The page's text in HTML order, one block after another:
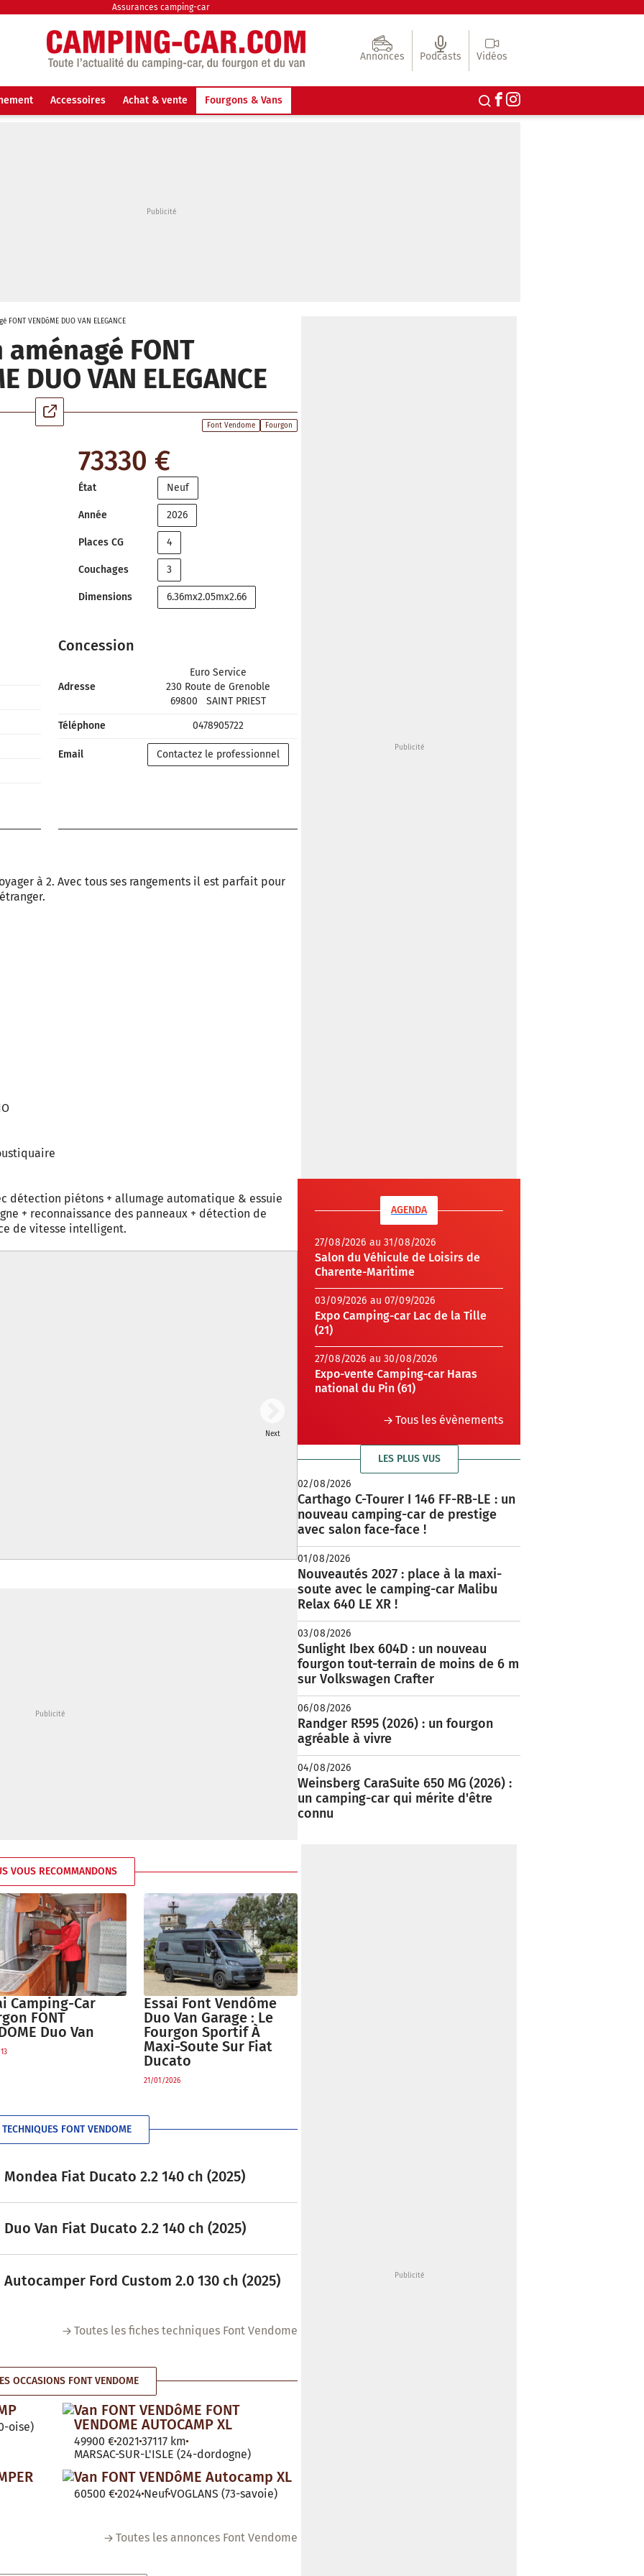
Assurances camping-car
Annonces Podcasts Vidéos
Accessoires Achat & vente Fourgons & Vans
FONT VENDôME DUO VAN ELEGANCE
FONT
DUO VAN ELEGANCE
Font Vendome Fourgon
73330 €
État Neuf
Année 2026
Places CG 4
Couchages 3
Dimensions 6.36mx2.05mx2.66
Concession
Adresse
Euro Service
230 Route de Grenoble
69800
SAINT PRIEST
Téléphone
0478905722
Email Contactez le professionnel
à 2. Avec tous ses rangements il est parfait pour
détection piétons + allumage automatique & essuie
+ reconnaissance des panneaux + détection de
de vitesse intelligent.
Next
VOUS RECOMMANDONS
Camping-Car
FONT
Duo Van
Essai Font Vendôme
Duo Van Garage : Le
Fourgon Sportif À
Maxi-Soute Sur Fiat
Ducato
21/01/2026
FONT VENDOME
Mondea Fiat Ducato 2.2 140 ch (2025)
Duo Van Fiat Ducato 2.2 140 ch (2025)
Autocamper Ford Custom 2.0 130 ch (2025)
Toutes les fiches techniques Font Vendome
OCCASIONS FONT VENDOME
oise)
Van FONT VENDôME FONT
VENDOME AUTOCAMP XL
49900 €2021 37117 km
MARSAC-SUR-L'ISLE (24-dordogne)
Van FONT VENDôME Autocamp XL
60500 €2024 NeufVOGLANS (73-savoie)
Toutes les annonces Font Vendome
AGENDA
27/08/2026 au 31/08/2026
Salon du Véhicule de Loisirs de
Charente-Maritime
03/09/2026 au 07/09/2026
Expo Camping-car Lac de la Tille
(21)
27/08/2026 au 30/08/2026
Expo-vente Camping-car Haras
national du Pin (61)
Tous les évènements
LES PLUS VUS
02/08/2026
Carthago C-Tourer I 146 FF-RB-LE : un
nouveau camping-car de prestige
avec salon face-face !
01/08/2026
Nouveautés 2027 : place à la maxi-
soute avec le camping-car Malibu
Relax 640 LE XR !
03/08/2026
Sunlight Ibex 604D : un nouveau
fourgon tout-terrain de moins de 6 m
sur Volkswagen Crafter
06/08/2026
Randger R595 (2026) : un fourgon
agréable à vivre
04/08/2026
Weinsberg CaraSuite 650 MG (2026) :
un camping-car qui mérite d'être
connu